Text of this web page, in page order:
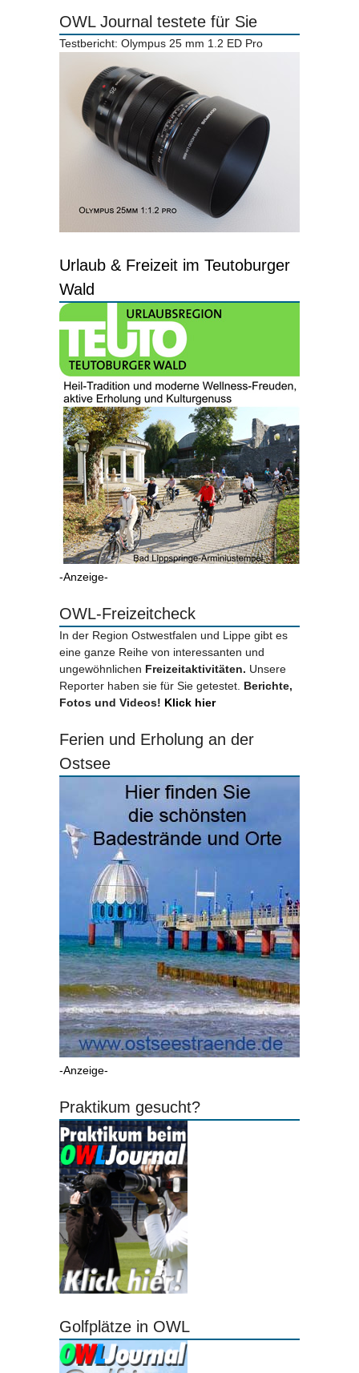
OWL Journal testete für Sie
Testbericht: Olympus 25 mm 1.2 ED Pro
Urlaub & Freizeit im Teutoburger
Wald
-Anzeige-
OWL-Freizeitcheck
In der Region Ostwestfalen und Lippe gibt es
eine ganze Reihe von interessanten und
ungewöhnlichen Freizeitaktivitäten. Unsere
Reporter haben sie für Sie getestet. Berichte,
Fotos und Videos! Klick hier
Ferien und Erholung an der
Ostsee
-Anzeige-
Praktikum gesucht?
Golfplätze in OWL